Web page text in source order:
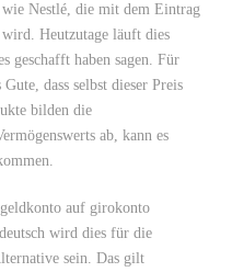
Nestlé, die mit dem Eintrag
Heutzutage läuft dies
geschafft haben sagen. Für
dass selbst dieser Preis
bilden die
ab, kann es
auf girokonto
wird dies für die
sein. Das gilt